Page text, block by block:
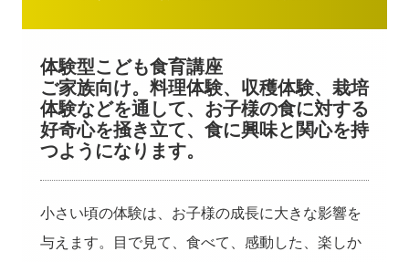
体験型こども食育講座
ご家族向け。料理体験、収穫体験、栽培
体験などを通して、お子様の食に対する
好奇心を掻き立て、食に興味と関心を持
つようになります。
小さい頃の体験は、お子様の成長に大きな影響を
与えます。目で見て、食べて、感動した、楽しか